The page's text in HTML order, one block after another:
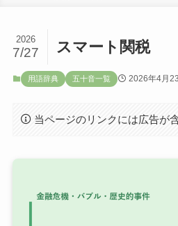
スマート関税
2026
7/27
用語辞典 五十音一覧 2026年4月
当ページのリンクには広告が